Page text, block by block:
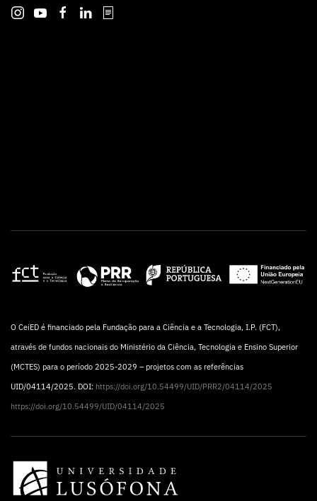
O CeiED é financiado pela Fundação para a Ciência e a Tecnologia, I.P. (FCT),
através de fundos nacionais do Ministério da Ciência, Tecnologia e Ensino Superior
(MCTES) para o período 2025-2029 – projetos com as referências
UID/04114/2025. DOI: https://doi.org/10.54499/UID/PRR2/04114/2025
https://doi.org/10.54499/UID/04114/2025